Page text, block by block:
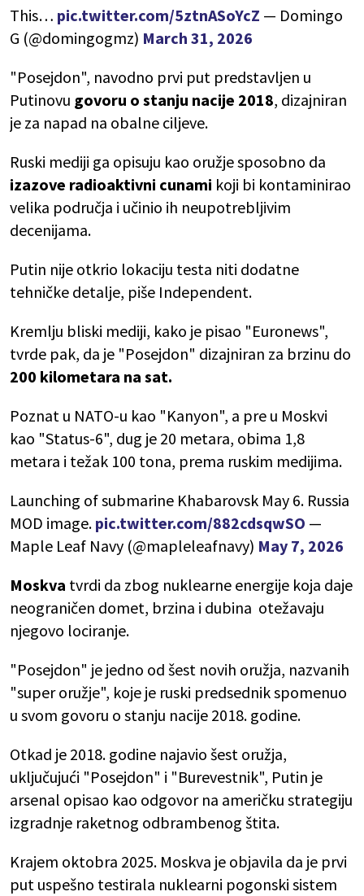
This… pic.twitter.com/5ztnASoYcZ — Domingo
G (@domingogmz) March 31, 2026
"Posejdon", navodno prvi put predstavljen u
Putinovu govoru o stanju nacije 2018, dizajniran
je za napad na obalne ciljeve.
Ruski mediji ga opisuju kao oružje sposobno da
izazove radioaktivni cunami koji bi kontaminirao
velika područja i učinio ih neupotrebljivim
decenijama.
Putin nije otkrio lokaciju testa niti dodatne
tehničke detalje, piše Independent.
Kremlju bliski mediji, kako je pisao "Euronews",
tvrde pak, da je "Posejdon" dizajniran za brzinu do
200 kilometara na sat.
Poznat u NATO-u kao "Kanyon", a pre u Moskvi
kao "Status-6", dug je 20 metara, obima 1,8
metara i težak 100 tona, prema ruskim medijima.
Launching of submarine Khabarovsk May 6. Russia
MOD image. pic.twitter.com/882cdsqwSO —
Maple Leaf Navy (@mapleleafnavy) May 7, 2026
Moskva tvrdi da zbog nuklearne energije koja daje
neograničen domet, brzina i dubina otežavaju
njegovo lociranje.
"Posejdon" je jedno od šest novih oružja, nazvanih
"super oružje", koje je ruski predsednik spomenuo
u svom govoru o stanju nacije 2018. godine.
Otkad je 2018. godine najavio šest oružja,
uključujući "Posejdon" i "Burevestnik", Putin je
arsenal opisao kao odgovor na američku strategiju
izgradnje raketnog odbrambenog štita.
Krajem oktobra 2025. Moskva je objavila da je prvi
put uspešno testirala nuklearni pogonski sistem